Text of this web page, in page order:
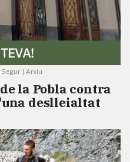
| Arxiu
la Pobla contra
deslleialtat